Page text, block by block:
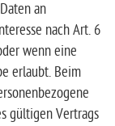
an
nach Art. 6
wenn eine
erlaubt. Beim
gültigen Vertrags